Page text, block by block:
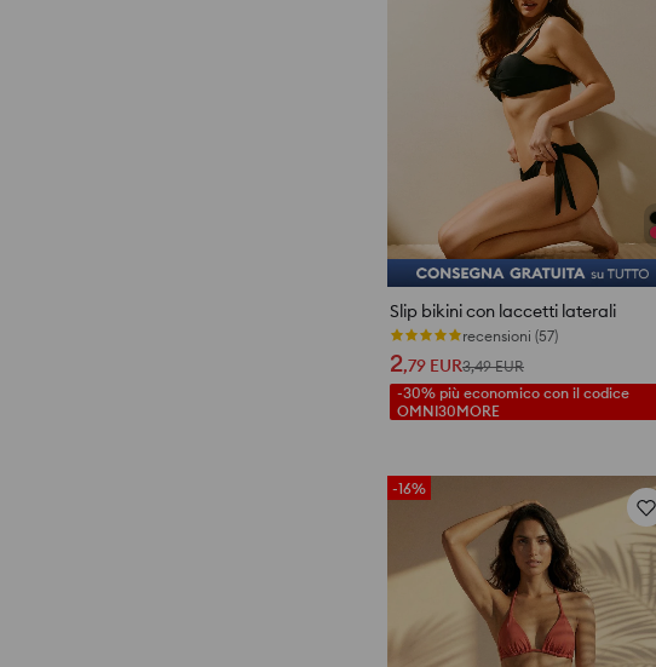
Slip bikini con laccetti laterali
recensioni (57)
2,79 EUR3,49 EUR
-30% più economico con il codice
OMNI30MORE
-16%